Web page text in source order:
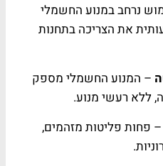
נרחב במנוע החשמלי
את הצריכה בתחנות
– המנוע החשמלי מספק
ללא רעשי מנוע.
– פחות פליטות מזהמים,